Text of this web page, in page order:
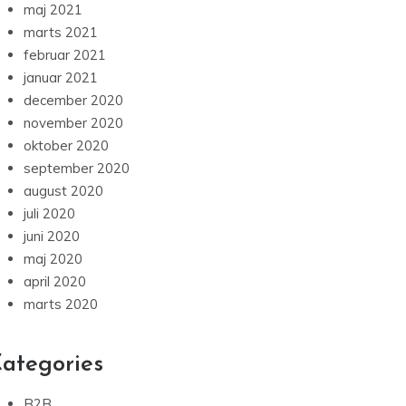
maj 2021
marts 2021
februar 2021
januar 2021
december 2020
november 2020
oktober 2020
september 2020
august 2020
juli 2020
juni 2020
maj 2020
april 2020
marts 2020